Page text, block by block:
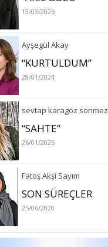
13/03/2026
Ayşegül Akay
“KURTULDUM”
28/01/2024
sevtap karagöz sönmez
“SAHTE”
26/01/2025
Fatoş Akşi Sayım
SON SÜREÇLER
25/06/2020
özlem arslan